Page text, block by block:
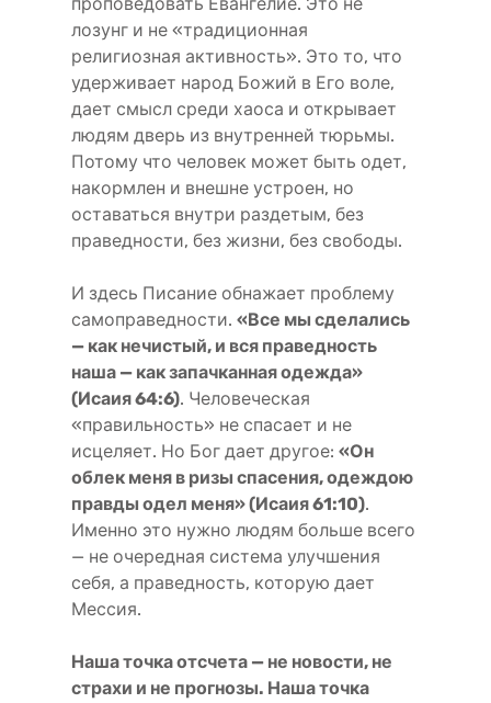
лозунг и не «традиционная
религиозная активность». Это то, что
удерживает народ Божий в Его воле,
дает смысл среди хаоса и открывает
людям дверь из внутренней тюрьмы.
Потому что человек может быть одет,
накормлен и внешне устроен, но
оставаться внутри раздетым, без
праведности, без жизни, без свободы.
И здесь Писание обнажает проблему
самоправедности. «Все мы сделались
— как нечистый, и вся праведность
наша — как запачканная одежда»
(Исаия 64:6). Человеческая
«правильность» не спасает и не
исцеляет. Но Бог дает другое: «Он
облек меня в ризы спасения, одеждою
правды одел меня» (Исаия 61:10).
Именно это нужно людям больше всего
— не очередная система улучшения
себя, а праведность, которую дает
Мессия.
Наша точка отсчета — не новости, не
страхи и не прогнозы. Наша точка